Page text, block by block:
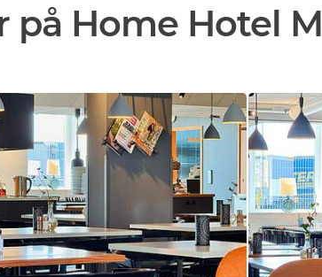
på Home Hotel